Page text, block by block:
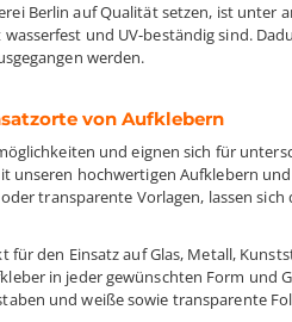
Berlin auf Qualität setzen, ist unter
und UV-beständig sind.
werden.
von Aufklebern
und eignen sich für
unseren hochwertigen Aufklebern
transparente Vorlagen, lassen
für den Einsatz auf Glas, Metall,
in jeder gewünschten Form und
und weiße sowie transparente